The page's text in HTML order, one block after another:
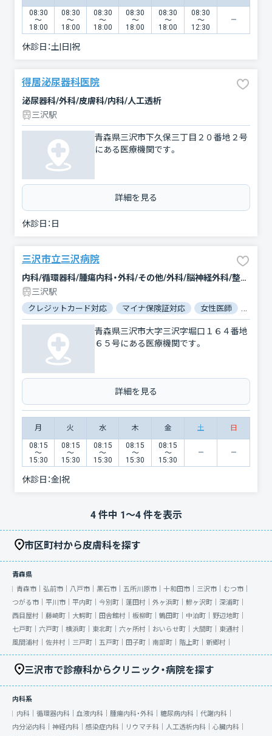
08:30
〜
18:00
08:30
〜
18:00
08:30
〜
18:00
08:30
〜
18:00
08:30
〜
18:00
08:30
〜
12:30
休診日：土|日|祝
得居泌尿器科医院
泌尿器科/外科/皮膚科/内科/人工透析
三沢駅
青森県三沢市下久保三丁目２０番地２号
にある医療機関です。
詳細を見る
休診日： 日
三沢市立三沢病院
内科/循環器科/腫瘍内科・外科/その他/外科/脳神経外科/整形外科/形成外科/小児科/産婦人科/眼科/耳鼻咽喉科/皮膚科/泌尿器科/歯科口腔外科/放射線科
三沢駅
クレジットカード対応 マイナ保険証対応 女性医師
青森県三沢市大字三沢字堀口１６４番地
６５号にある医療機関です。
詳細を見る
月 火 水 木 金 土 日
08:15
〜
15:30
08:15
〜
15:30
08:15
〜
15:30
08:15
〜
15:30
08:15
〜
15:30
休診日：金|祝
4件中 1〜4件を表示
市区町村から皮膚科を探す
青森県
青森市｜ 弘前市｜ 八戸市｜ 黒石市｜ 五所川原市｜ 十和田市｜ 三沢市｜ むつ市｜
つがる市｜ 平川市｜ 平内町｜ 今別町｜ 蓬田村｜ 外ヶ浜町｜ 鰺ヶ沢町｜ 深浦町｜
西目屋村｜ 藤崎町｜ 大鰐町｜ 田舎館村｜ 板柳町｜ 鶴田町｜ 中泊町｜ 野辺地町｜
七戸町｜ 六戸町｜ 横浜町｜ 東北町｜ 六ヶ所村｜ おいらせ町｜ 大間町｜ 東通村｜
風間浦村｜ 佐井村｜ 三戸町｜ 五戸町｜ 田子町｜ 南部町｜ 階上町｜ 新郷村｜
三沢市で診療科からクリニック・病院を探す
内科系
内科｜ 循環器内科｜ 血液内科｜ 腫瘍内科・外科｜ 糖尿病内科｜ 代謝内科｜
内分泌内科｜ 神経内科｜ 感染症内科｜ リウマチ科｜ 人工透析内科｜ 心臓内科｜